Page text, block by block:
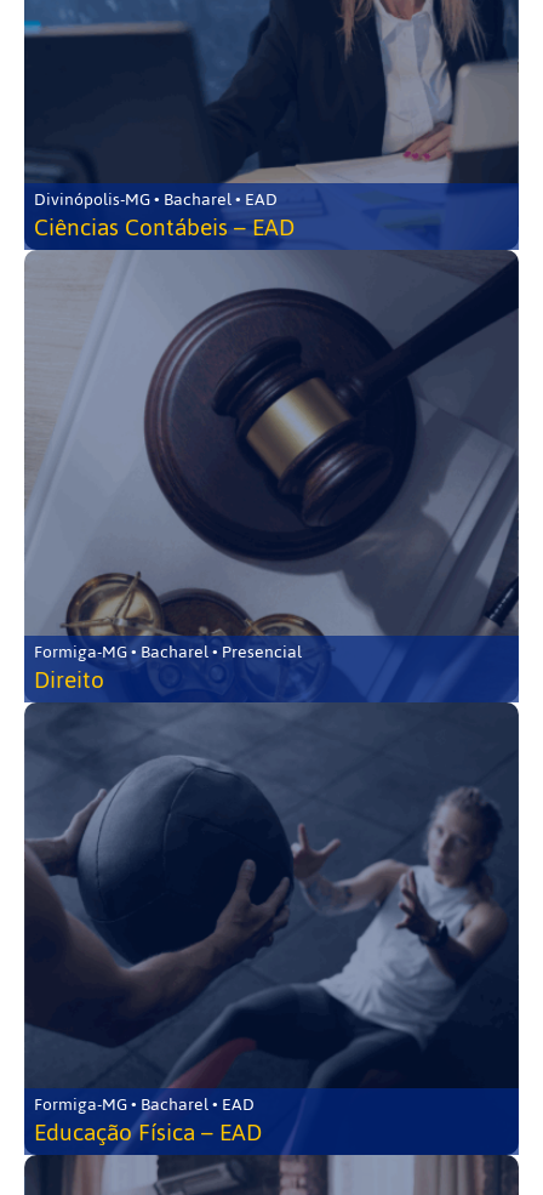
Divinópolis-MG • Bacharel • EAD
Ciências Contábeis – EAD
Formiga-MG • Bacharel • Presencial
Direito
Formiga-MG • Bacharel • EAD
Educação Física – EAD